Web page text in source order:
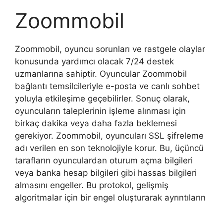
Zoommobil
Zoommobil, oyuncu sorunları ve rastgele olaylar
konusunda yardımcı olacak 7/24 destek
uzmanlarına sahiptir. Oyuncular Zoommobil
bağlantı temsilcileriyle e-posta ve canlı sohbet
yoluyla etkileşime geçebilirler. Sonuç olarak,
oyuncuların taleplerinin işleme alınması için
birkaç dakika veya daha fazla beklemesi
gerekiyor. Zoommobil, oyuncuları SSL şifreleme
adı verilen en son teknolojiyle korur. Bu, üçüncü
tarafların oyunculardan oturum açma bilgileri
veya banka hesap bilgileri gibi hassas bilgileri
almasını engeller. Bu protokol, gelişmiş
algoritmalar için bir engel oluşturarak ayrıntıların